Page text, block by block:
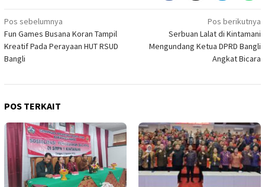
Navigasi
pos
Pos sebelumnya
Fun Games Busana Koran Tampil
Kreatif Pada Perayaan HUT RSUD
Bangli
Pos berikutnya
Serbuan Lalat di Kintamani
Mengundang Ketua DPRD Bangli
Angkat Bicara
POS TERKAIT